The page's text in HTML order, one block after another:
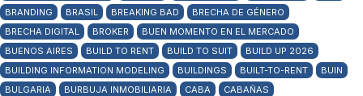
BRANDING
BRASIL BREAKING BAD
BRECHA DE GÉNERO
BRECHA DIGITAL
BROKER
BUEN MOMENTO EN EL MERCADO
BUENOS AIRES
BUILD TO RENT BUILD TO SUIT
BUILD UP 2026
BUILDING INFORMATION MODELING
BUILDINGS BUILT-TO-RENT
BUIN
BULGARIA
BURBUJA INMOBILIARIA CABA CABAÑAS